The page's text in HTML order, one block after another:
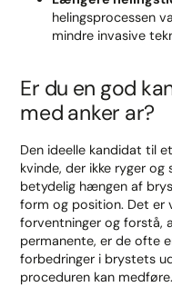
helingsprocessen
mindre invasive
Er du en god
med anker ar?
Den ideelle kandidat til
kvinde, der ikke ryger
betydelig hængen af
form og position. Det er
forventninger og forstå,
permanente, er de ofte
forbedringer i brystets
proceduren kan medføre.